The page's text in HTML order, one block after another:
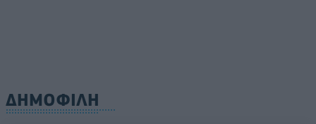
ΔΗΜΟΦΙΛΗ